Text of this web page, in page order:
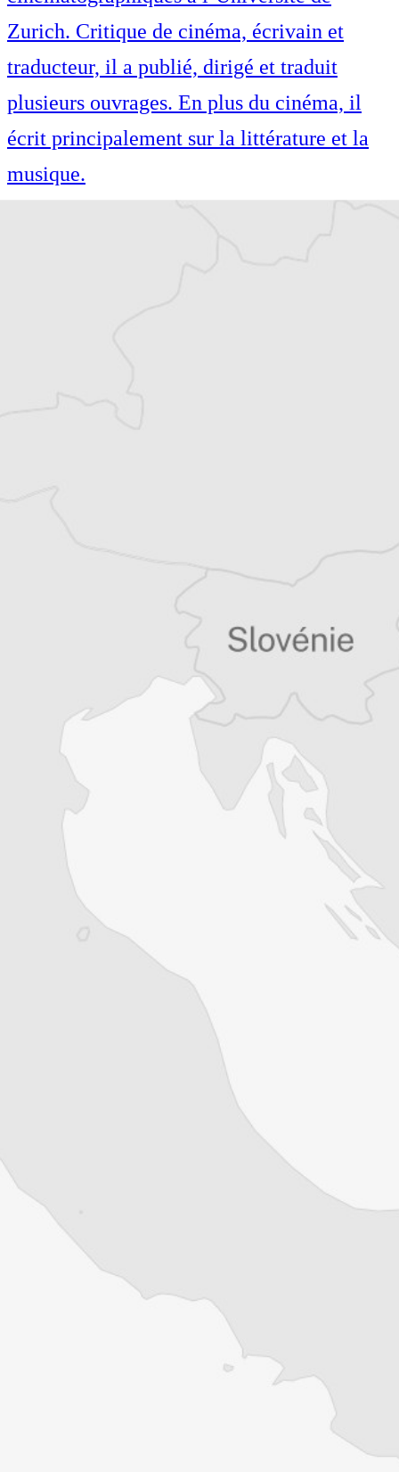
Zurich. Critique de cinéma, écrivain et
traducteur, il a publié, dirigé et traduit
plusieurs ouvrages. En plus du cinéma, il
écrit principalement sur la littérature et la
musique.